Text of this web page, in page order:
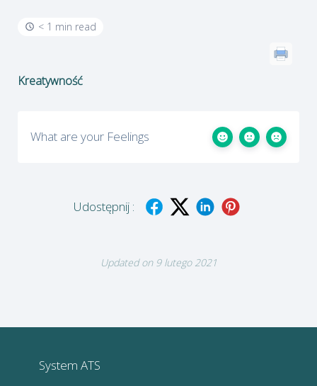
< 1 min read
Kreatywność
What are your Feelings
Udostępnij :
Updated on 9 lutego 2021
System ATS